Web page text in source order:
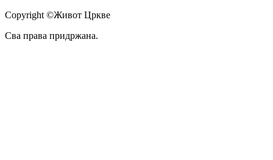
Copyright ©Живот Цркве
Сва права придржана.